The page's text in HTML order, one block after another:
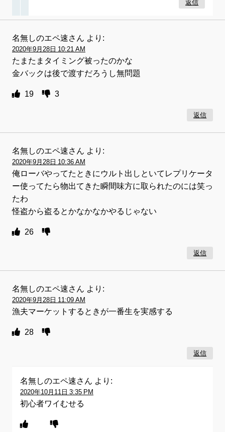
返信
名無しのエペ速さん より:
2020年9月28日 10:21 AM
たまたまタイミング被ったのかな
金バックは後で渡すだろうし無問題
19 3
返信
名無しのエペ速さん より:
2020年9月28日 10:36 AM
俺ローバやってたときにウルト出しといてレプリケータ
ー使ってたら物出てきた瞬間味方に取られたのには笑っ
たわ
怪盗から盗るとかなかなかやるじゃない
26
返信
名無しのエペ速さん より:
2020年9月28日 11:09 AM
漁夫マーケットするときが一番生を実感する
28
返信
名無しのエペ速さん より:
2020年10月11日 3:35 PM
初心者ワイむせる